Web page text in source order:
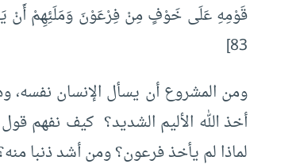
قَوْمِهِ عَلَى خَوْفٍ مِنْ فِرْعَوْنَ وَمَلَئِهِمْ أَنْ
83]
ومن المشروع أن يسأل الإنسان نفسه،
لماذا لم يأخذ فرعون؟ ومن أشد ذنبا